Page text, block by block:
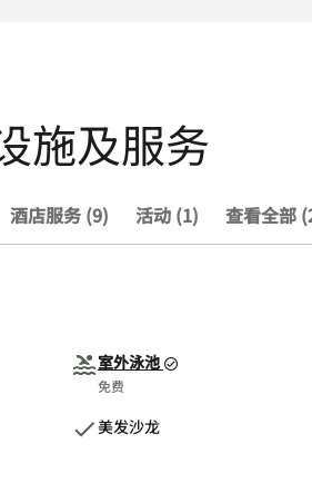
施及服务
酒店服务 (9) 活动 (1) 查看全部
室外泳池
免费
美发沙龙